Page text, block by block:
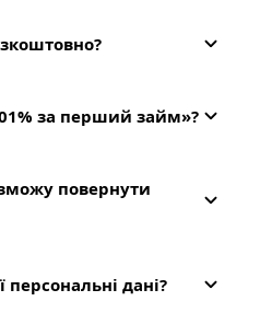
за перший займ»?
повернути
дані?